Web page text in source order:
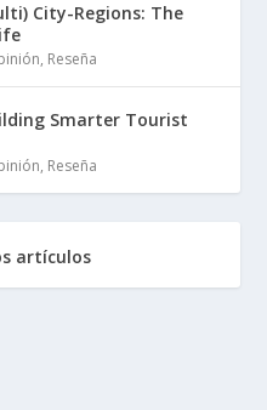
City-Regions: The
, Reseña
Smarter Tourist
, Reseña
artículos